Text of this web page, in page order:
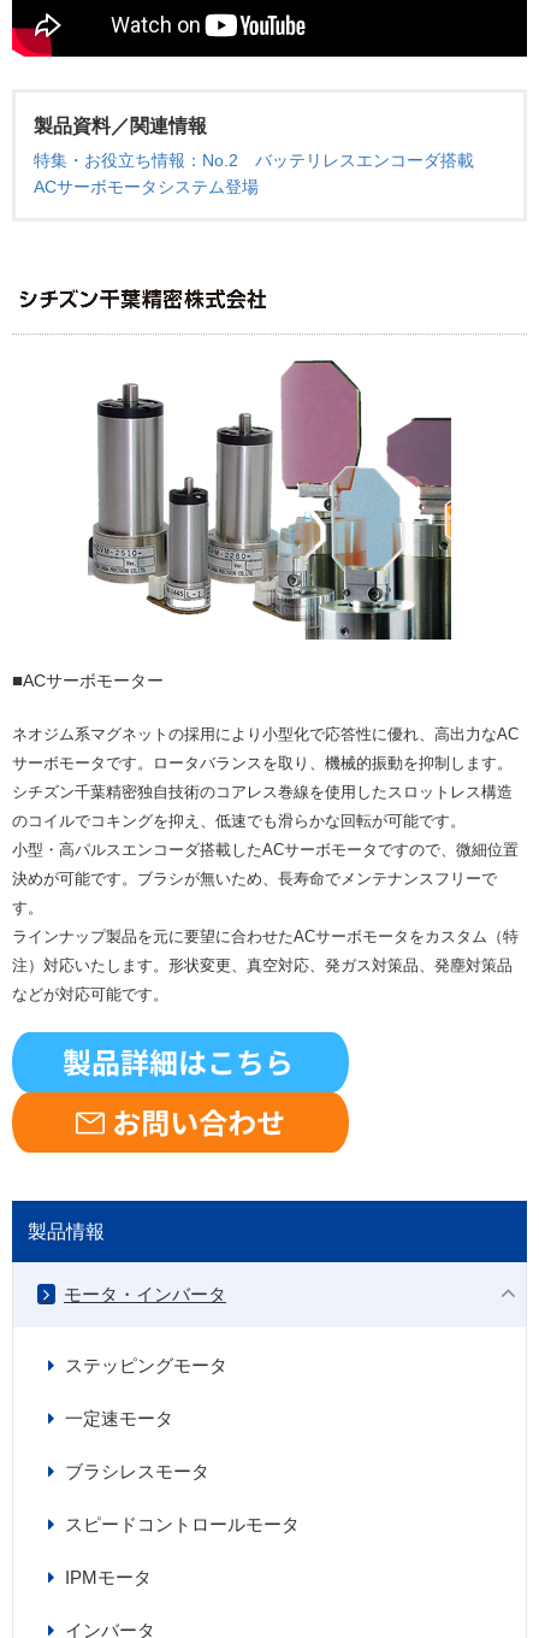
製品資料／関連情報
特集・お役立ち情報：No.2 バッテリレスエンコーダ搭載
ACサーボモータシステム登場
■ACサーボモーター
ネオジム系マグネットの採用により小型化で応答性に優れ、高出力なAC
サーボモータです。ロータバランスを取り、機械的振動を抑制します。
シチズン千葉精密独自技術のコアレス巻線を使用したスロットレス構造
のコイルでコキングを抑え、低速でも滑らかな回転が可能です。
小型・高パルスエンコーダ搭載したACサーボモータですので、微細位置
決めが可能です。ブラシが無いため、長寿命でメンテナンスフリーで
す。
ラインナップ製品を元に要望に合わせたACサーボモータをカスタム（特
注）対応いたします。形状変更、真空対応、発ガス対策品、発塵対策品
などが対応可能です。
製品情報
モータ・インバータ
ステッピングモータ
一定速モータ
ブラシレスモータ
スピードコントロールモータ
IPMモータ
インバータ